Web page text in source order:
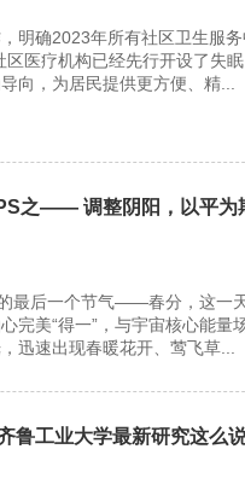
明确2023年所有社区卫生服务
区医疗机构已经先行开设了失
向，为居民提供更方便、精...
之—— 调整阴阳，以平为
最后一个节气——春分，这一
完美“得一”，与宇宙核心能量
迅速出现春暖花开、莺飞草...
鲁工业大学最新研究这么